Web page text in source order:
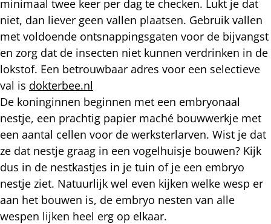
minimaal twee keer per dag te checken. Lukt je dat
niet, dan liever geen vallen plaatsen. Gebruik vallen
met voldoende ontsnappingsgaten voor de bijvangst
en zorg dat de insecten niet kunnen verdrinken in de
lokstof. Een betrouwbaar adres voor een selectieve
val is dokterbee.nl
De koninginnen beginnen met een embryonaal
nestje, een prachtig papier maché bouwwerkje met
een aantal cellen voor de werksterlarven. Wist je dat
ze dat nestje graag in een vogelhuisje bouwen? Kijk
dus in de nestkastjes in je tuin of je een embryo
nestje ziet. Natuurlijk wel even kijken welke wesp er
aan het bouwen is, de embryo nesten van alle
wespen lijken heel erg op elkaar.